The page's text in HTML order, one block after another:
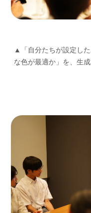
▲「自分たちが設定し
な色が最適か」を、生